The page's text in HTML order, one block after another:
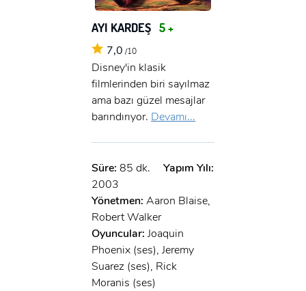
AYI KARDEŞ 5 +
7,0 /10
Disney'in klasik
filmlerinden biri sayılmaz
ama bazı güzel mesajlar
barındırıyor. Devamı...
Süre: 85 dk.
Yapım Yılı:
2003
Yönetmen: Aaron Blaise,
Robert Walker
Oyuncular: Joaquin
Phoenix (ses), Jeremy
Suarez (ses), Rick
Moranis (ses)